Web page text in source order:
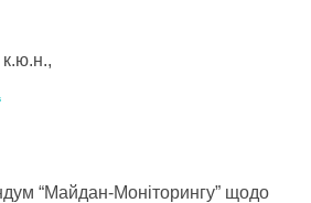
“Майдан-Моніторингу” щодо